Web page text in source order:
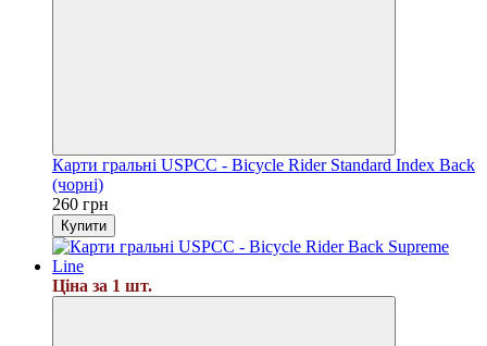
Карти гральні USPCC - Bicycle Rider Standard Index Back
(чорні)
260 грн
Купити
Ціна за 1 шт.